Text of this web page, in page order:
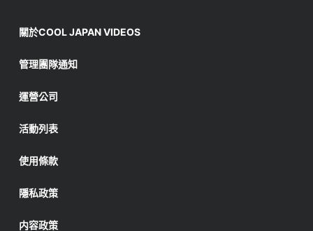
關於COOL JAPAN VIDEOS
管理團隊通知
運營公司
活動列表
使用條款
隱私政策
内容政策